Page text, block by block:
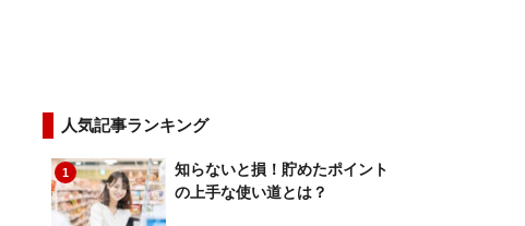
人気記事ランキング
1
知らないと損！貯めたポイント
の上手な使い道とは？